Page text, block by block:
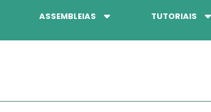
ASSEMBLEIAS TUTORIAIS